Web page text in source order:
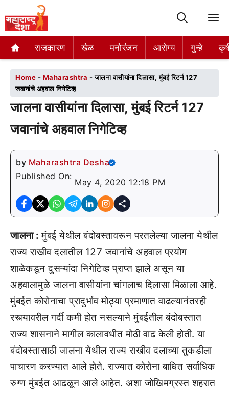
राजकारण खेळ मनोरंजन आरोग्य गुन्हे
राजकारण खेळ मनोरंजन आरोग्य गुन्हे
Home - Maharashtra -जालना वासीयांना दिलासा, मुंबई रिटर्न 127
जवानांचे अहवाल निगेटिव्ह
जालना वासीयांना दिलासा, मुंबई रिटर्न 127
जवानांचे अहवाल निगेटिव्ह
by Maharashtra Desha
Published On:
May 4, 2020 12:18 PM
जालना :मुंबई येथील बंदोबस्तावरून परतलेल्या जालना येथील
राज्य राखीव दलातील 127 जवानांचे अहवाल प्रयोग
शाळेकडून दुसऱ्यांदा निगेटिव्ह प्राप्त झाले असून या
अहवालामुळे जालना वासीयांना चांगलाच दिलासा मिळाला आहे.
मुंबईत कोरोनाचा प्रादुर्भाव मोठ्या प्रमाणात वाढल्यानंतरही
रस्त्यावरील गर्दी कमी होत नसल्याने मुंबईतील बंदोबस्तात
राज्य शासनाने मागील कालावधीत मोठी वाढ केली होती. या
बंदोबस्तासाठी जालना येथील राज्य राखीव दलाच्या तुकडीला
पाचारण करण्यात आले होते. राज्यात कोरोना बाधित सर्वाधिक
रुग्ण मुंबईत आढळून आले आहेत. अशा जोखिमग्रस्त शहरात